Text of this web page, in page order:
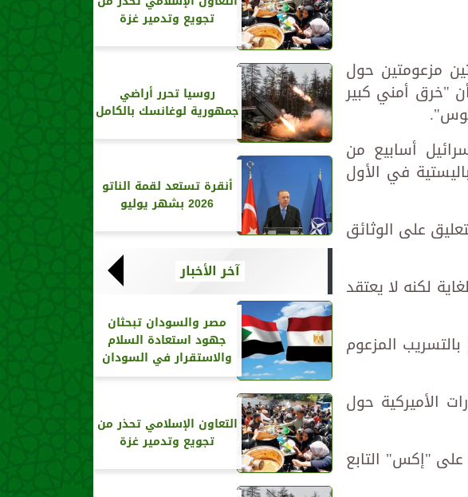
مزعومتين حول
"خرق أمني كبير
أسابيع من
في الأول
على الوثائق
لكنه لا يعتقد
المزعوم
الأميركية حول
"إكس" التابع
تجويع وتدمير غزة
روسيا تحرر أراضي
جمهورية لوغانسك بالكامل
أنقرة تستعد لقمة الناتو
2026 بشهر يوليو
آخر الأخبار
مصر والسودان تبحثان
جهود استعادة السلام
والاستقرار في السودان
التعاون الإسلامي تحذر من
تجويع وتدمير غزة